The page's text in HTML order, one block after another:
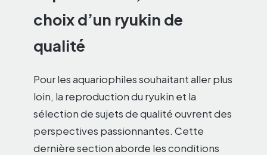
choix d’un ryukin de
qualité
Pour les aquariophiles souhaitant aller plus
loin, la reproduction du ryukin et la
sélection de sujets de qualité ouvrent des
perspectives passionnantes. Cette
dernière section aborde les conditions